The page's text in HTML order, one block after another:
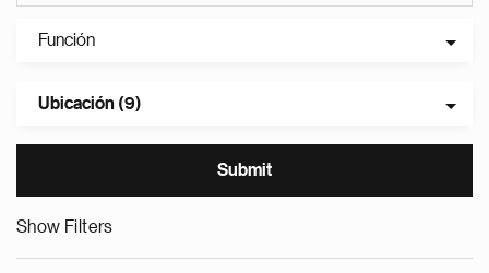
Función
Ubicación (9)
Show Filters